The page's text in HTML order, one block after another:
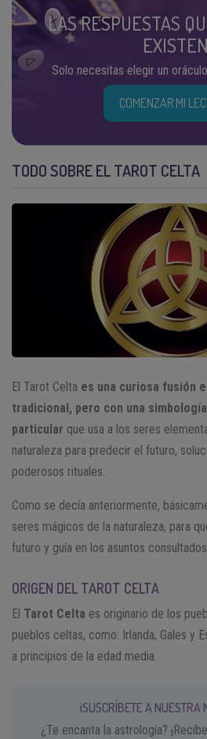
LAS RESPUESTAS
EXISTEN
Solo necesitas elegir un
COMENZAR MI
TODO SOBRE EL TAROT CELTA
El Tarot Celta es una curiosa fusión
tradicional, pero con una
particular que usa a los seres
naturaleza para predecir el futuro,
poderosos rituales.
Como se decía anteriormente,
seres mágicos de la naturaleza, para
futuro y guía en los asuntos
ORIGEN DEL TAROT CELTA
El Tarot Celta es originario de los
pueblos celtas, como: Irlanda, Gales y
a principios de la edad media.
¡SUSCRÍBETE A NUESTRA
¿Te encanta la astrología?